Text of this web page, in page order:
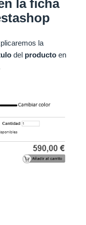
la ficha
la
del producto en